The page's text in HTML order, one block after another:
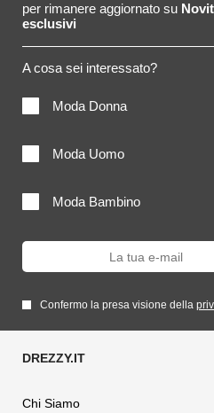
per rimanere aggiornato su
esclusivi
A cosa sei interessato?
Moda Donna
Moda Uomo
Moda Bambino
Confermo la presa visione della
Chi Siamo